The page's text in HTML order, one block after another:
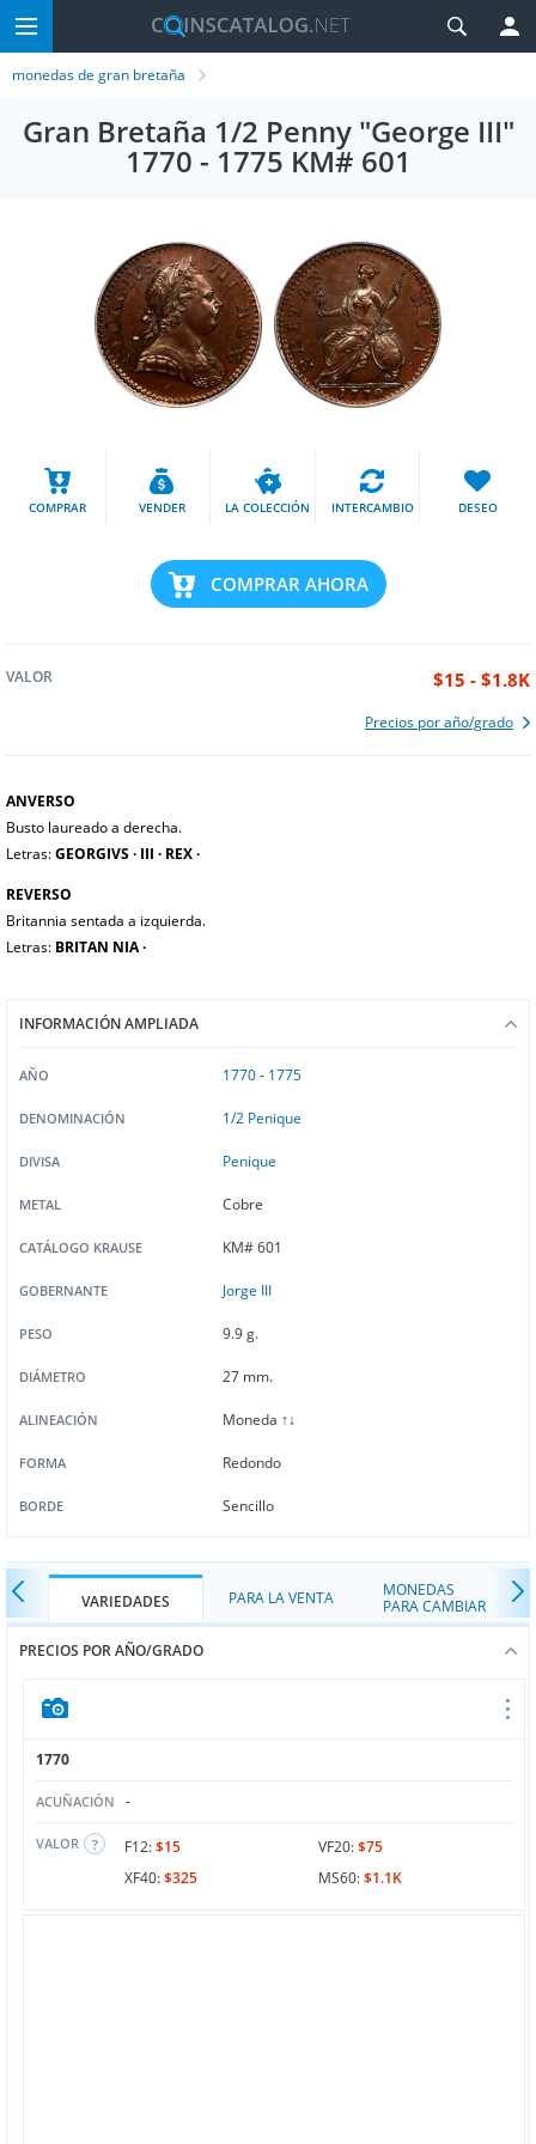
monedas de gran bretaña
Gran Bretaña 1/2 Penny "George III"
1770 - 1775 KM# 601
COMPRAR VENDER LA COLECCIÓN INTERCAMBIO DESEO
COMPRAR AHORA
VALOR $15 - $1.8K
Precios por año/grado
ANVERSO
Busto laureado a derecha.
Letras:GEORGIVS ∙ III ∙ REX ∙
REVERSO
Britannia sentada a izquierda.
Letras: BRITAN NIA ∙
INFORMACIÓN AMPLIADA
AÑO 1770- 1775
DENOMINACIÓN 1/2 Penique
DIVISA Penique
METAL Cobre
CATÁLOGO KRAUSE KM# 601
GOBERNANTE Jorge III
PESO 9.9 g.
DIÁMETRO 27 mm.
ALINEACIÓN Moneda ↑↓
FORMA Redondo
BORDE Sencillo
VARIEDADES PARA LA VENTA
MONEDAS
PARA CAMBIAR
PRECIOS POR AÑO/GRADO
1770
ACUÑACIÓN -
VALOR F12:$15 VF20:$75
XF40:$325 MS60:$1.1K